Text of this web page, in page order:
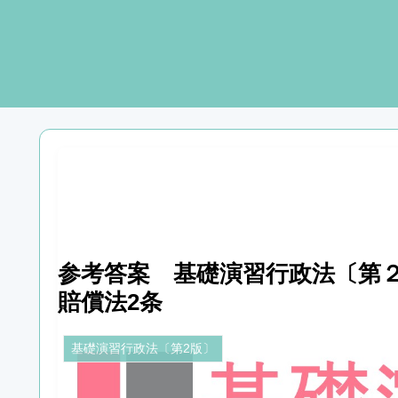
参考答案 基礎演習行政法〔
賠償法2条
基礎演習行政法〔第2版〕